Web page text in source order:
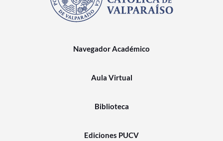
Navegador Académico
Aula Virtual
Biblioteca
Ediciones PUCV